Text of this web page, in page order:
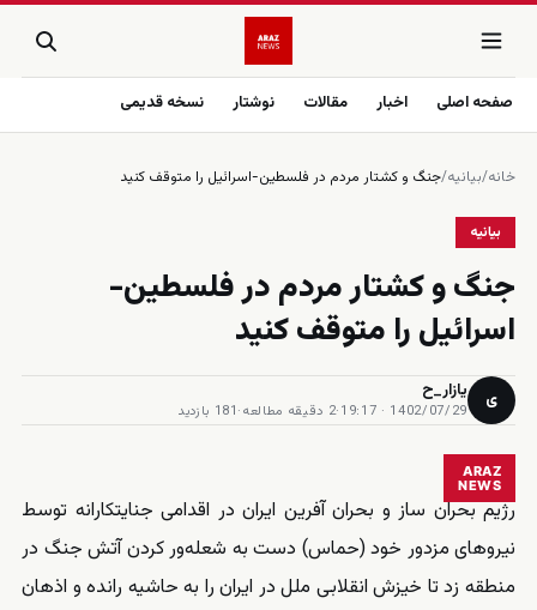
صفحه اصلی اخبار مقالات نوشتار نسخه قدیمی
خانه/بیانیه/جنگ و کشتار مردم در فلسطین-اسرائیل را متوقف کنید
بیانیه
جنگ و کشتار مردم در فلسطین-
اسرائیل را متوقف کنید
ی یازار_ح
1402/07/29 · 19:17
·2 دقیقه مطالعه ·181 بازدید
ARAZ
NEWS
رژیم بحران ساز و بحران آفرین ایران در اقدامی جنایتکارانه توسط
نیروهای مزدور خود (حماس) دست به شعله‌ور کردن آتش جنگ در
منطقه زد تا خیزش انقلابی ملل در ایران را به حاشیه رانده و اذهان